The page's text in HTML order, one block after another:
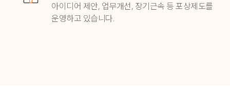
아이디어 제안, 업무개선, 장기근속 등포상제도를
운영하고 있습니다.